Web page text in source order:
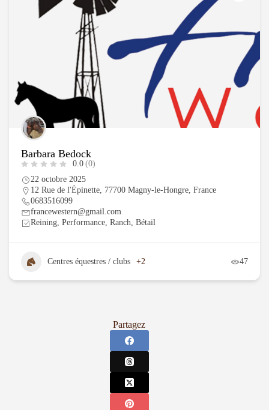
Barbara Bedock
0.0 (0)
22 octobre 2025
12 Rue de l'Épinette, 77700 Magny-le-Hongre, France
0683516099
francewestern@gmail.com
Reining, Performance, Ranch, Bétail
Centres équestres / clubs +2 47
Partagez